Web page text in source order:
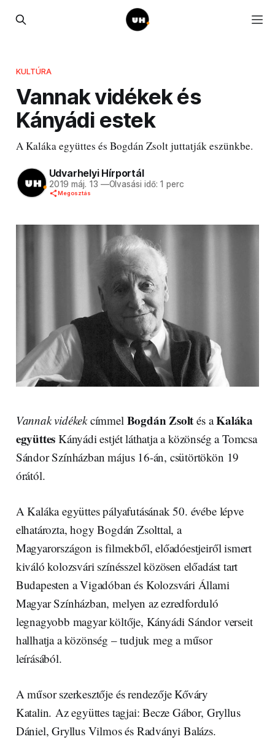
KULTÚRA
Vannak vidékek és
Kányádi estek
A Kaláka együttes és Bogdán Zsolt juttatják eszünkbe.
Udvarhelyi Hírportál
2019 máj. 13 —Olvasási idő: 1 perc
Megosztás
Vannak vidékekcímmel Bogdán Zsolt és aKaláka
együttes Kányádi estjét láthatja a közönség a Tomcsa
Sándor Színházban május 16-án, csütörtökön 19
órától.
A Kaláka együttes pályafutásának 50. évébe lépve
elhatározta, hogy Bogdán Zsolttal, a
Magyarországon is filmekből, előadóestjeiről ismert
kiváló kolozsvári színésszel közösen előadást tart
Budapesten a Vigadóban és Kolozsvári Állami
Magyar Színházban, melyen az ezredforduló
legnagyobb magyar költője, Kányádi Sándor verseit
hallhatja a közönség – tudjuk meg a műsor
leírásából.
A műsor szerkesztője és rendezője Kőváry
Katalin. Az együttes tagjai: Becze Gábor, Gryllus
Dániel, Gryllus Vilmos és Radványi Balázs.